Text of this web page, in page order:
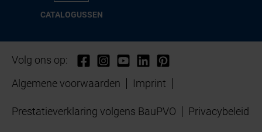
CA­TA­LO­GUS­SEN
Volg ons op:
Algemene voorwaarden
Imprint
Prestatieverklaring volgens BauPVO Privacybeleid